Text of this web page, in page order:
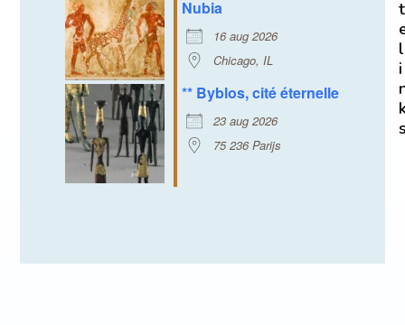
Nubia
16 aug 2026
Chicago, IL
** Byblos, cité éternelle
23 aug 2026
75 236 Parijs
t
l
i